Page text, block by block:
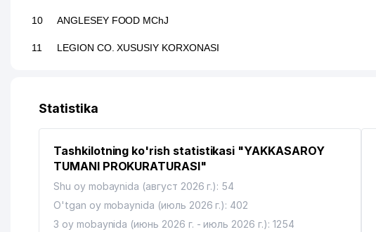
10 ANGLESEY FOOD MChJ
11 LEGION CO. XUSUSIY KORXONASI
13 BALERO MChJ
14 ESKATEX MChJ
AVTOPROMALYANS MChJ
BURAN-SAVDO XUSUSIY KORXONASI
GULYAMOV, SADIKOV AND PARTNERS ADVOKATLIK FIRMASI
Statistika
Tashkilotning ko'rish statistikasi "YAKKASAROY
TUMANI PROKURATURASI"
Shu oy mobaynida (август 2026 г.): 54
O'tgan oy mobaynida (июль 2026 г.): 402
3 oy mobaynida (июнь 2026 г. - июль 2026 г.): 1254